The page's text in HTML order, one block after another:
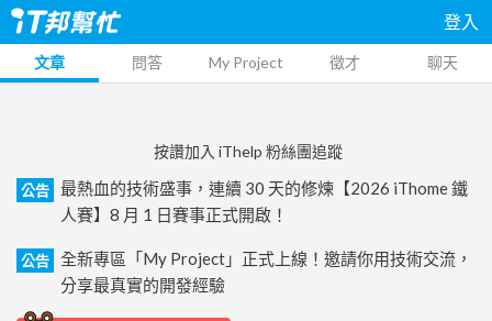
登入
文章 問答 My Project 徵才 聊天
按讚加入 iThelp 粉絲團追蹤
公告
最熱血的技術盛事，連續 30 天的修煉【2026 iThome 鐵
人賽】8 月 1 日賽事正式開啟！
公告
全新專區「My Project」正式上線！邀請你用技術交流，
分享最真實的開發經驗